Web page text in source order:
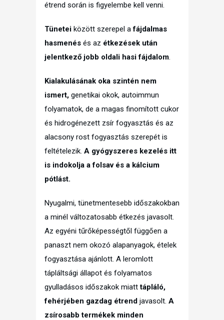
étrend során is figyelembe kell venni.
Tünetei között szerepel afájdalmas
hasmenés és az étkezések után
jelentkező jobb oldali hasi fájdalom.
Kialakulásának oka szintén nem
ismert, genetikai okok, autoimmun
folyamatok, de a magas finomított cukor
és hidrogénezett zsír fogyasztás és az
alacsony rost fogyasztás szerepét is
feltételezik. A gyógyszeres kezelés itt
is indokolja a folsav és a kálcium
pótlást.
Nyugalmi, tünetmentesebb időszakokban
a minél változatosabb étkezés javasolt.
Az egyéni tűrőképességtől függően a
panaszt nem okozó alapanyagok, ételek
fogyasztása ajánlott. A leromlott
tápláltsági állapot és folyamatos
gyulladásos időszakok miatttápláló,
fehérjében gazdag étrend javasolt. A
zsírosabb termékek minden